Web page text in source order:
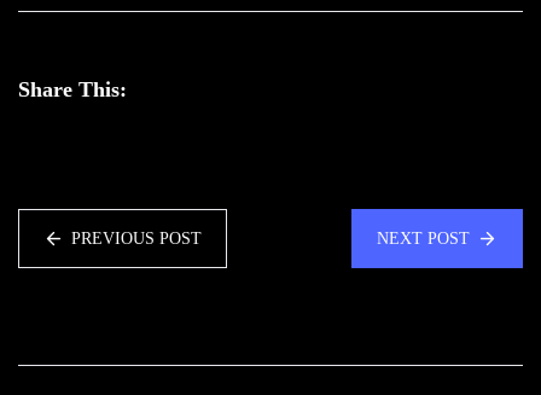
Share This:
PREVIOUS POST NEXT POST